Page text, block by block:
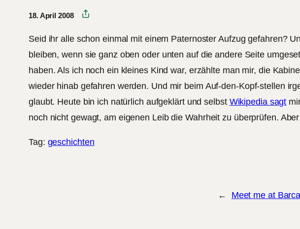
18. April 2008
Seid ihr alle schon einmal mit einem Paternoster Aufzug gefahren?
bleiben, wenn sie ganz oben oder unten auf die andere Seite
haben. Als ich noch ein kleines Kind war, erzählte man mir, die
wieder hinab gefahren werden. Und mir beim Auf-den-Kopf-stellen
glaubt. Heute bin ich natürlich aufgeklärt und selbst Wikipedia sagt
noch nicht gewagt, am eigenen Leib die Wahrheit zu überprüfen.
Tag: geschichten
← Meet me at